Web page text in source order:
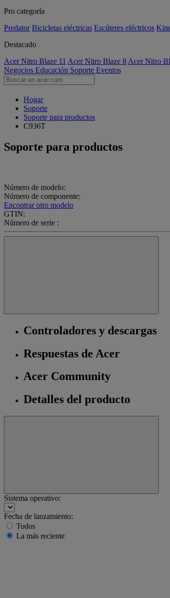
Pro categoría
Predator Bicicletas eléctricas Escúteres eléctricos
Destacado
Acer Nitro Blaze 11 Acer Nitro Blaze 8 Acer Nitro
Negocios Educación Soporte Eventos
Hogar
Soporte
Soporte para productos
C936T
Soporte para productos
Número de modelo:
Número de componente:
Encontrar otro modelo
GTIN:
Número de serie :
Controladores y descargas
Respuestas de Acer
Acer Community
Detalles del producto
Sistema operativo:
Fecha de lanzamiento:
Todos
La más reciente